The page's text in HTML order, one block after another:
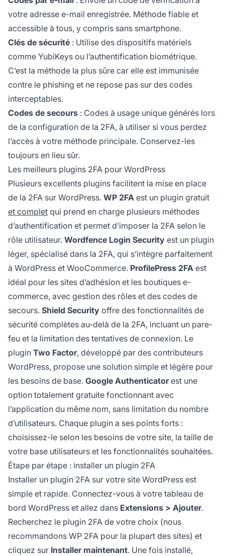
votre adresse e-mail enregistrée. Méthode fiable et
accessible à tous, y compris sans smartphone.
Clés de sécurité : Utilise des dispositifs matériels
comme YubiKeys ou l’authentification biométrique.
C’est la méthode la plus sûre car elle est immunisée
contre le phishing et ne repose pas sur des codes
interceptables.
Codes de secours : Codes à usage unique générés lors
de la configuration de la 2FA, à utiliser si vous perdez
l’accès à votre méthode principale. Conservez-les
toujours en lieu sûr.
Les meilleurs plugins 2FA pour WordPress
Plusieurs excellents plugins facilitent la mise en place
de la 2FA sur WordPress. WP 2FA est un plugin gratuit
et complet qui prend en charge plusieurs méthodes
d’authentification et permet d’imposer la 2FA selon le
rôle utilisateur. Wordfence Login Security est un plugin
léger, spécialisé dans la 2FA, qui s’intègre parfaitement
à WordPress et WooCommerce. ProfilePress 2FA est
idéal pour les sites d’adhésion et les boutiques e-
commerce, avec gestion des rôles et des codes de
secours. Shield Security offre des fonctionnalités de
sécurité complètes au-delà de la 2FA, incluant un pare-
feu et la limitation des tentatives de connexion. Le
plugin Two Factor, développé par des contributeurs
WordPress, propose une solution simple et légère pour
les besoins de base. Google Authenticatorest une
option totalement gratuite fonctionnant avec
l’application du même nom, sans limitation du nombre
d’utilisateurs. Chaque plugin a ses points forts :
choisissez-le selon les besoins de votre site, la taille de
votre base utilisateurs et les fonctionnalités souhaitées.
Étape par étape : installer un plugin 2FA
Installer un plugin 2FA sur votre site WordPress est
simple et rapide. Connectez-vous à votre tableau de
bord WordPress et allez dans Extensions > Ajouter.
Recherchez le plugin 2FA de votre choix (nous
recommandons WP 2FA pour la plupart des sites) et
cliquez sur Installer maintenant. Une fois installé,